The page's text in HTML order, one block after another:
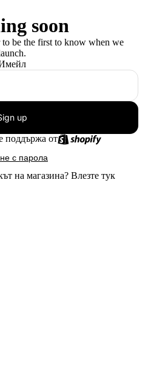
soon
be the first to know when we
up
поддържа от
с парола
на магазина? Влезте тук